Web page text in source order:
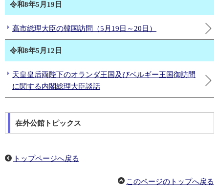
令和8年5月19日
高市総理大臣の韓国訪問（5月19日～20日）
令和8年5月12日
天皇皇后両陛下のオランダ王国及びベルギー王国御訪問
に関する内閣総理大臣談話
在外公館トピックス
トップページへ戻る
このページのトップへ戻る